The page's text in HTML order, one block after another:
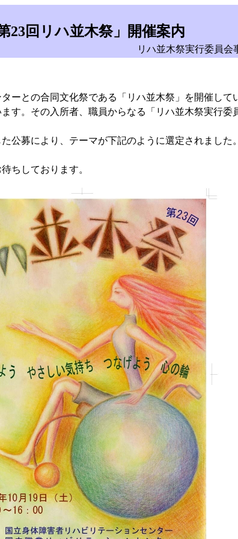
第23回リハ並木祭」開催案内
リハ並木祭実行委員会
との合同文化祭である「リハ並木祭」を開催して
。その入所者、職員からなる「リハ並木祭実行委
募により、テーマが下記のように選定されました
ちしております。